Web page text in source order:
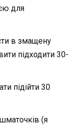
для
в змащену
підходити 30-
підійти 30
шматочків (я